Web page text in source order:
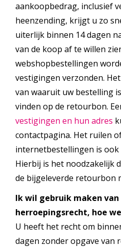
aankoopbedrag, inclusief
heenzending, krijgt u zo
uiterlijk binnen 14 dagen
van de koop af te willen
webshopbestellingen
vestigingen verzonden.
van waaruit uw bestelling
vinden op de retourbon.
vestigingen en hun adres
contactpagina. Het ruilen
internetbestellingen is ook
Hierbij is het noodzakelijk
de bijgeleverde retourbon
Ik wil gebruik maken
herroepingsrecht, hoe
U heeft het recht om
dagen zonder opgave van